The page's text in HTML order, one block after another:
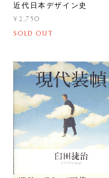
近代日本デザイン史
¥2,750
SOLD OUT